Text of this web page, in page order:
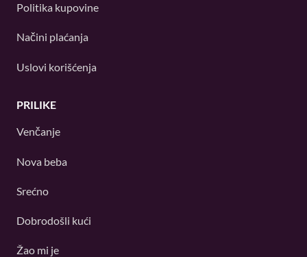
Politika kupovine
Načini plaćanja
Uslovi korišćenja
PRILIKE
Venčanje
Nova beba
Srećno
Dobrodošli kući
Žao mi je